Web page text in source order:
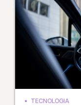
TECNOLOGIA